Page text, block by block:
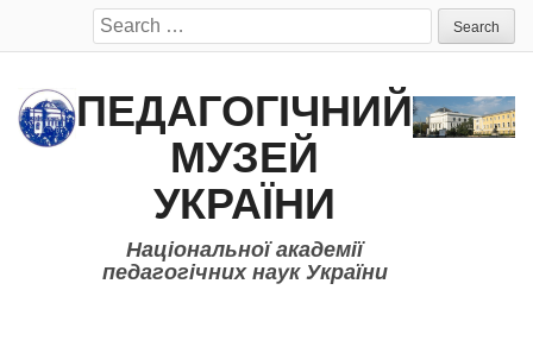
Search
for:
ПЕДАГОГІЧНИЙ
МУЗЕЙ
УКРАЇНИ
Національної академії
педагогічних наук України